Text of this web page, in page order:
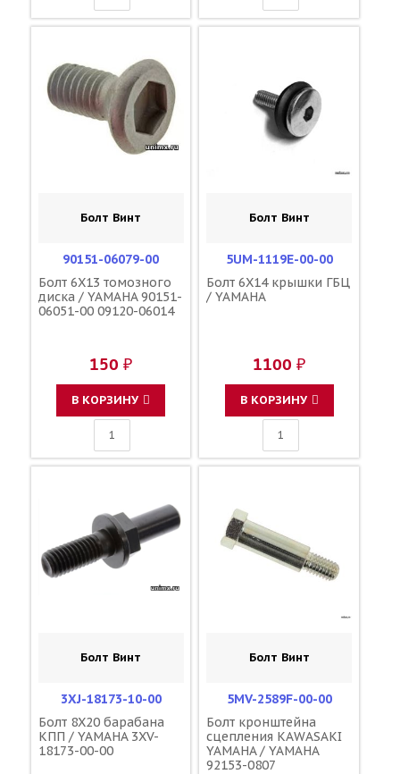
Болт Винт
90151-06079-00
Болт 6X13 томозного
диска / YAMAHA 90151-
06051-00 09120-06014
150 ₽
В КОРЗИНУ
Болт Винт
5UM-1119E-00-00
Болт 6X14 крышки ГБЦ
/ YAMAHA
1100 ₽
В КОРЗИНУ
Болт Винт
3XJ-18173-10-00
Болт 8X20 барабана
КПП / YAMAHA 3XV-
18173-00-00
Болт Винт
5MV-2589F-00-00
Болт кронштейна
сцепления KAWASAKI
YAMAHA / YAMAHA
92153-0807